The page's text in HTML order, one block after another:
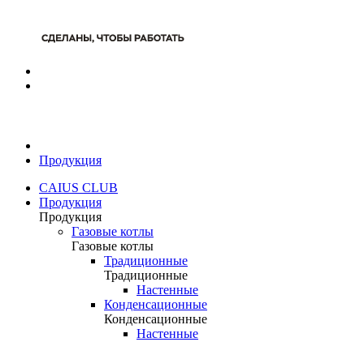
Продукция
CAIUS CLUB
Продукция
Продукция
Газовые котлы
Газовые котлы
Традиционные
Традиционные
Настенные
Конденсационные
Конденсационные
Настенные